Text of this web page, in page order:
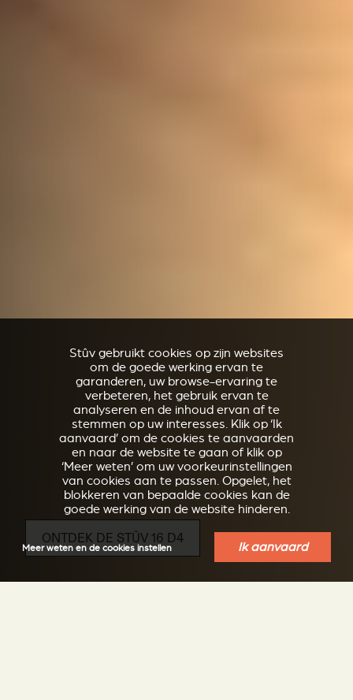
ONTDEK DE STÛV 16 D4
Stûv gebruikt cookies op zijn websites
om de goede werking ervan te
garanderen, uw browse-ervaring te
verbeteren, het gebruik ervan te
analyseren en de inhoud ervan af te
stemmen op uw interesses. Klik op ‘Ik
aanvaard’ om de cookies te aanvaarden
en naar de website te gaan of klik op
‘Meer weten’ om uw voorkeurinstellingen
van cookies aan te passen. Opgelet, het
blokkeren van bepaalde cookies kan de
goede werking van de website hinderen.
Meer weten en de cookies instellen Ik aanvaard